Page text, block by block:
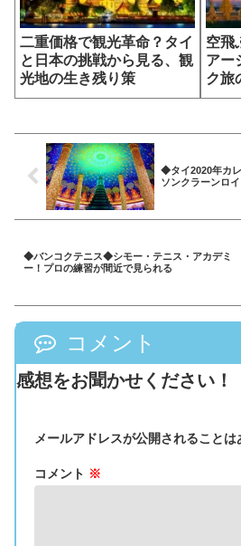
二重価格で観光革命？タイ
と日本の挑戦から見る、観
光地の生き残り策
空飛
アー
ク旅
◆タイ2020年カ
ソンクラーンロ
◆バンコクテニス◆シモー・テニス・アカデミ
ー！プロの練習が間近で見られる
コメント
感想をお聞かせください！
メールアドレスが公開されることは
コメント ※